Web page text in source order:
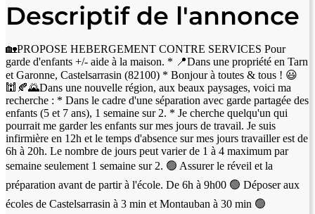
Descriptif de l'annonce
🏡PROPOSE HEBERGEMENT CONTRE SERVICES Pour
garde d'enfants +/- aide à la maison. * 📍Dans une propriété en Tarn
et Garonne, Castelsarrasin (82100) * Bonjour à toutes & tous ! 😃
🕍🍂🌄Dans une nouvelle région, aux beaux paysages, voici ma
recherche : * Dans le cadre d'une séparation avec garde partagée des
enfants (5 et 7 ans), 1 semaine sur 2. * Je cherche quelqu'un qui
pourrait me garder les enfants sur mes jours de travail. Je suis
infirmière en 12h et le temps d'absence sur mes jours travailler est de
6h à 20h. Le nombre de jours peut varier de 1 à 4 maximum par
semaine seulement 1 semaine sur 2. 🟢 Assurer le réveil et la
préparation avant de partir à l'école. De 6h à 9h00 🟢 Déposer aux
écoles de Castelsarrasin à 3 min et Montauban à 30 min 🟢